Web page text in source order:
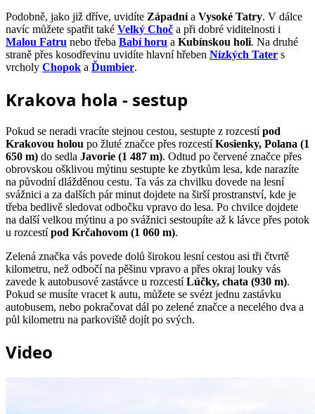
Podobně, jako již dříve, uvidíte Západnía Vysoké Tatry. V dálce
navíc můžete spatřit také Velký Choč a při dobré viditelnosti i
Malou Fatru nebo třeba Babí horu a Kubínskou holi. Na druhé
straně přes kosodřevinu uvidíte hlavní hřeben Nízkých Tater s
vrcholy Chopok a Ďumbier.
Krakova hola - sestup
Pokud se neradi vracíte stejnou cestou, sestupte z rozcestípod
Krakovou holou po žluté značce přes rozcestíKosienky, Polana (1
650 m) do sedla Javorie (1 487 m). Odtud po červené značce přes
obrovskou ošklivou mýtinu sestupte ke zbytkům lesa, kde narazíte
na původní dlážděnou cestu. Ta vás za chvilku dovede na lesní
svážnici a za dalších pár minut dojdete na širší prostranství, kde je
třeba bedlivě sledovat odbočku vpravo do lesa. Po chvilce dojdete
na další velkou mýtinu a po svážnici sestoupíte až k lávce přes potok
u rozcestípod Krčahovom (1 060 m).
Zelená značka vás povede dolů širokou lesní cestou asi tři čtvrtě
kilometru, než odbočí na pěšinu vpravo a přes okraj louky vás
zavede k autobusové zastávce u rozcestíLúčky, chata (930 m).
Pokud se musíte vracet k autu, můžete se svézt jednu zastávku
autobusem, nebo pokračovat dál po zelené značce a necelého dva a
půl kilometru na parkoviště dojít po svých.
Video